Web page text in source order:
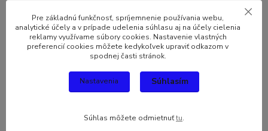
5,20 EUR/ks
4,23 EUR bez DPH
Pridať do košíka
Pre základnú funkčnosť, spríjemnenie používania webu,
analytické účely a v prípade udelenia súhlasu aj na účely cielenia
reklamy využívame súbory cookies. Nastavenie vlastných
preferencií cookies môžete kedykoľvek upraviť odkazom v
spodnej časti stránok.
Nastavenia Súhlasím
Súhlas môžete odmietnuťtu.